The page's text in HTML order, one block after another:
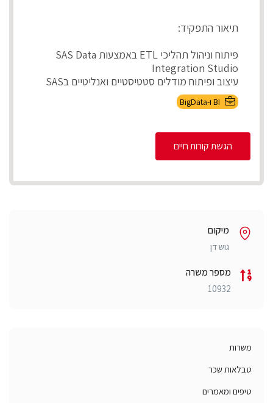
תיאור התפקיד:
פיתוח וניהול תהליכי ETL באמצעות SAS Data
Integration Studio
עיצוב ופיתוח מודלים סטטיסטיים ואנליטיים בSAS
ניהול ותחזוקת ...
BI ו-BigData
הגשת קורות חיים
מיקום
גוש דן
מספר משרה
10932
משרות
טבלאות שכר
טיפים ומאמרים